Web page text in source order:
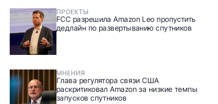
ПРОЕКТЫ
FCC разрешила Amazon Leo пропустить
дедлайн по развертыванию спутников
МНЕНИЯ
Глава регулятора связи США
раскритиковал Amazon за низкие темпы
запусков спутников